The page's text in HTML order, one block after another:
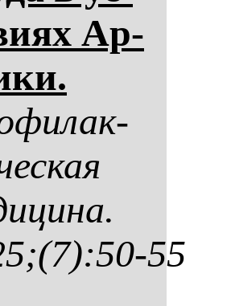
Ар­
55